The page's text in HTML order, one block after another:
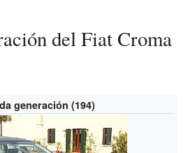
del Fiat Croma
generación (194)